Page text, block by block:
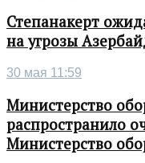
Степанакерт
на угрозы
30 мая 11:59
Министерство
распространило
Министерство